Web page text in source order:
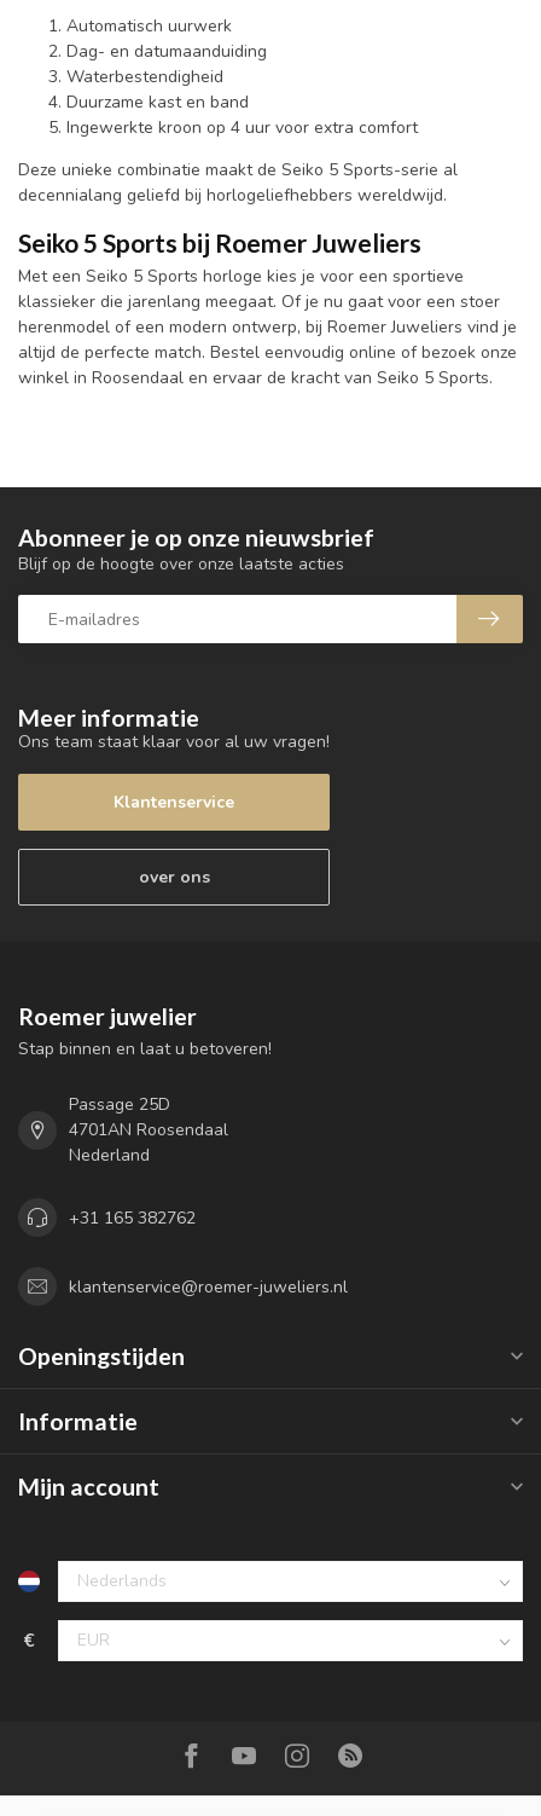
Automatisch uurwerk
Dag- en datumaanduiding
Waterbestendigheid
Duurzame kast en band
Ingewerkte kroon op 4 uur voor extra comfort
Deze unieke combinatie maakt de Seiko 5 Sports-serie al
decennialang geliefd bij horlogeliefhebbers wereldwijd.
Seiko 5 Sports bij Roemer Juweliers
Met een Seiko 5 Sports horloge kies je voor een sportieve
klassieker die jarenlang meegaat. Of je nu gaat voor een stoer
herenmodel of een modern ontwerp, bij Roemer Juweliers vind je
altijd de perfecte match. Bestel eenvoudig online of bezoek onze
winkel in Roosendaal en ervaar de kracht van Seiko 5 Sports.
Meer informatie
Ons team staat klaar voor al uw vragen!
Klantenservice
over ons
Abonneer je op onze nieuwsbrief
Blijf op de hoogte over onze laatste acties
Roemer juwelier
Stap binnen en laat u betoveren!
Passage 25D
4701AN Roosendaal
Nederland
+31 165 382762
klantenservice@roemer-juweliers.nl
Openingstijden
Informatie
Mijn account
€